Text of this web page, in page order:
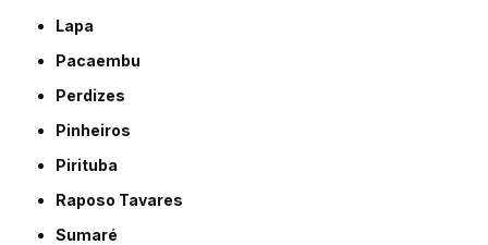
Lapa
Pacaembu
Perdizes
Pinheiros
Pirituba
Raposo Tavares
Sumaré